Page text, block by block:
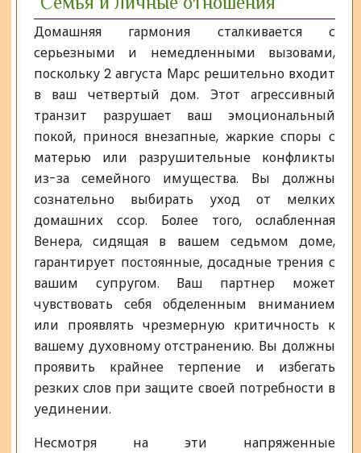
Домашняя гармония сталкивается с
серьезными и немедленными вызовами,
поскольку 2 августа Марс решительно входит
в ваш четвертый дом. Этот агрессивный
транзит разрушает ваш эмоциональный
покой, принося внезапные, жаркие споры с
матерью или разрушительные конфликты
из-за семейного имущества. Вы должны
сознательно выбирать уход от мелких
домашних ссор. Более того, ослабленная
Венера, сидящая в вашем седьмом доме,
гарантирует постоянные, досадные трения с
вашим супругом. Ваш партнер может
чувствовать себя обделенным вниманием
или проявлять чрезмерную критичность к
вашему духовному отстранению. Вы должны
проявить крайнее терпение и избегать
резких слов при защите своей потребности в
уединении.
Несмотря на эти напряженные